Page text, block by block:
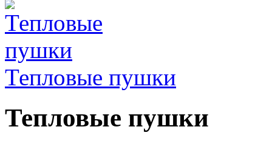
Тепловые пушки
Тепловые пушки